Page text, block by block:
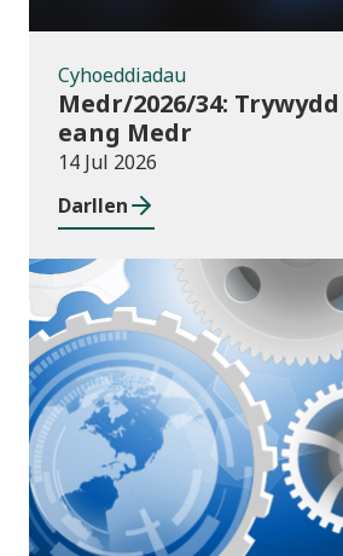
Cyhoeddiadau
Medr/2026/34:
eang Medr
14 Jul 2026
Darllen